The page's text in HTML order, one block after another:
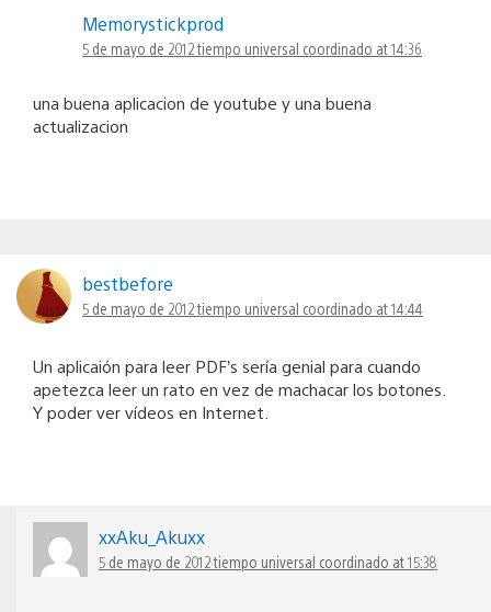
Memorystickprod
5 de mayo de 2012 tiempo universal coordinado at 14:36
una buena aplicacion de youtube y una buena
actualizacion
bestbefore
5 de mayo de 2012 tiempo universal coordinado at 14:44
Un aplicaión para leer PDF’s sería genial para cuando
apetezca leer un rato en vez de machacar los botones.
Y poder ver vídeos en Internet.
xxAku_Akuxx
5 de mayo de 2012 tiempo universal coordinado at 15:38